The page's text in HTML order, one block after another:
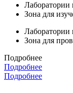
Зона для
Зона для
Подробнее
Подробнее
Подробнее